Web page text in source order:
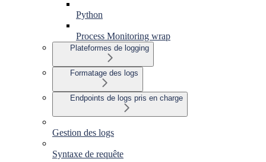
Python
Process Monitoring wrap
Plateformes de logging
Formatage des logs
Endpoints de logs pris en charge
Gestion des logs
Syntaxe de requête